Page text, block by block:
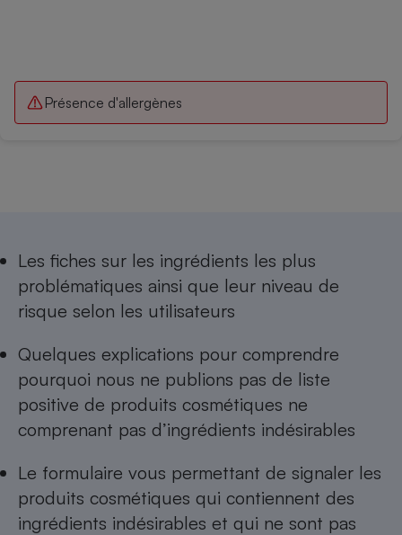
Présence d'allergènes
Les fiches sur les ingrédients les plus
problématiques ainsi que leur niveau de
risque selon les utilisateurs
Quelques explications pour comprendre
pourquoi nous ne publions pas de liste
positive de produits cosmétiques ne
comprenant pas d’ingrédients indésirables
Le formulaire vous permettant de signaler les
produits cosmétiques qui contiennent des
ingrédients indésirables et qui ne sont pas